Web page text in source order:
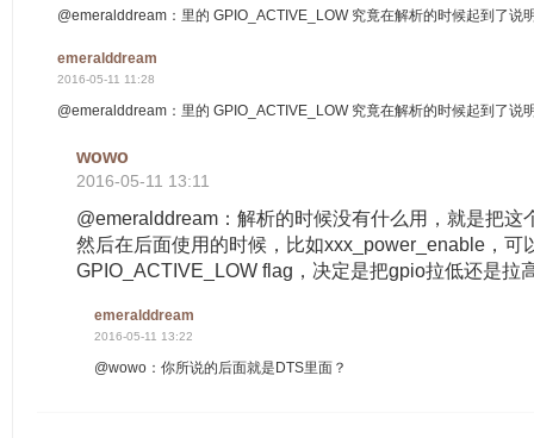
@emeralddream：里的 GPIO_ACTIVE_LOW 究竟在解析的时候起到了说
emeralddream
2016-05-11 11:28
@emeralddream：里的 GPIO_ACTIVE_LOW 究竟在解析的时候起到了说
wowo
2016-05-11 13:11
@emeralddream：解析的时候没有什么用，就是把这
然后在后面使用的时候，比如xxx_power_enable，可
GPIO_ACTIVE_LOW flag，决定是把gpio拉低还是拉
emeralddream
2016-05-11 13:22
@wowo：你所说的后面就是DTS里面？